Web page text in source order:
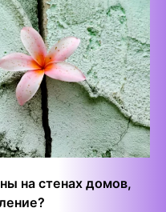
на стенах домов,